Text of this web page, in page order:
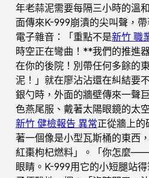
年老蒜泥需要每隔三小時的溫
面傳來K-999崩潰的尖叫聲，
電子雜音：「重點不是新竹 職
時空正在彎曲！**我們的推進
在你的後院！別帶任何多餘
泥！」就在廖沾沾還在糾結要
銀勺時，外面的牆壁傳來一聲
色燕尾服、戴著太陽眼鏡的太
新竹 健檢報告 異常正從牆上的
著一個像是小型瓦斯桶的東西
紅棗枸杞燃料」。「你怎麼
眼睛。K-999用它的小短腿站